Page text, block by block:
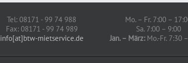
Tel: 08171 - 99 74 988
Fax: 08171 - 99 74 989
info[at]btw-mietservice.de
Mo. – Fr. 7:00 –
Sa. 7:00 – 9:00
Jan. – März:Mo.-Fr. 7:30